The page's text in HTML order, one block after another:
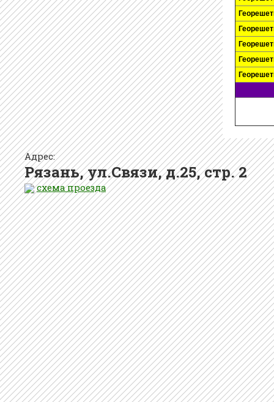
Адрес:
Рязань, ул.Связи, д.25, стр. 2
схема проезда